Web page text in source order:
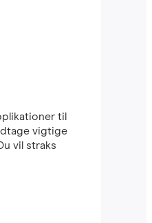
til
vigtige
vil straks